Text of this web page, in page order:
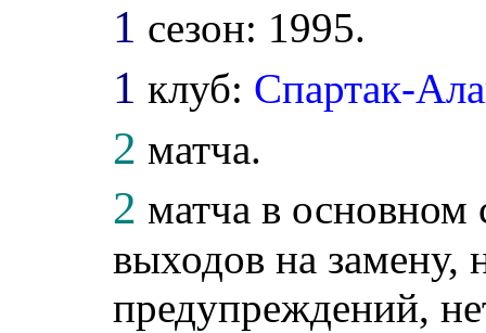
1 сезон: 1995.
1 клуб: Спартак-
2 матча.
2 матча в основном
выходов на замену,
предупреждений,